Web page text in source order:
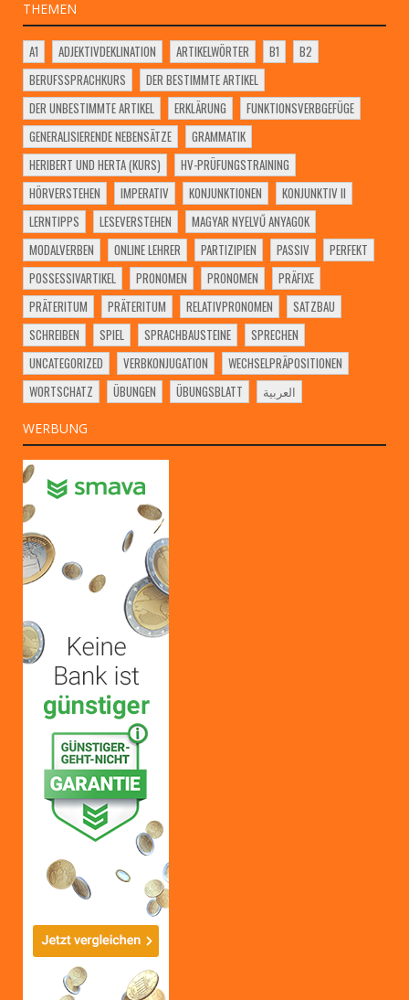
THEMEN
A1 ADJEKTIVDEKLINATION ARTIKELWÖRTER B1
B2
BERUFSSPRACHKURS
DER BESTIMMTE ARTIKEL
DER UNBESTIMMTE ARTIKEL
ERKLÄRUNG
FUNKTIONSVERBGEFÜGE
GENERALISIERENDE NEBENSÄTZE
GRAMMATIK
HERIBERT UND HERTA (KURS)
HV-PRÜFUNGSTRAINING
HÖRVERSTEHEN
IMPERATIV KONJUNKTIONEN
KONJUNKTIV II
LERNTIPPS
LESEVERSTEHEN
MAGYAR NYELVŰ ANYAGOK
MODALVERBEN
ONLINE LEHRER PARTIZIPIEN PASSIV
PERFEKT
POSSESSIVARTIKEL
PRONOMEN PRONOMEN
PRÄFIXE
PRÄTERITUM
PRÄTERITUM RELATIVPRONOMEN
SATZBAU
SCHREIBEN
SPIEL SPRACHBAUSTEINE
SPRECHEN
UNCATEGORIZED
VERBKONJUGATION
WECHSELPRÄPOSITIONEN
WORTSCHATZ
ÜBUNGEN ÜBUNGSBLATT العربية
WERBUNG